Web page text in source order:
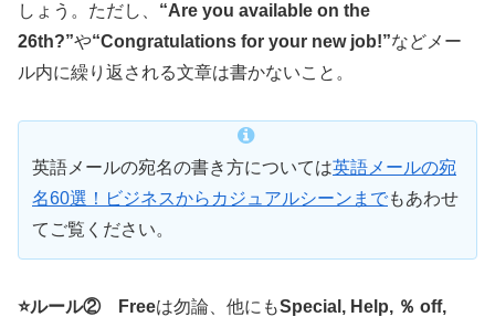
しょう。ただし、 “Are you available on the
26th?”や“Congratulations for your new job!”などメー
ル内に繰り返される文章は書かないこと。
英語メールの宛名の書き方については英語メールの宛
名60選！ビジネスからカジュアルシーンまでもあわせ
てご覧ください。
⭐️ルール② Freeは勿論、他にもSpecial, Help, ％ off,